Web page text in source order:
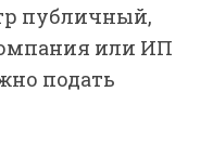
публичный,
или ИП
подать